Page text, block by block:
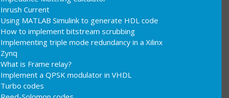
Inrush Current
Using MATLAB Simulink to generate HDL code
How to implement bitstream scrubbing
Implementing triple mode redundancy in a Xilinx
Zynq
What is Frame relay?
Implement a QPSK modulator in VHDL
Turbo codes